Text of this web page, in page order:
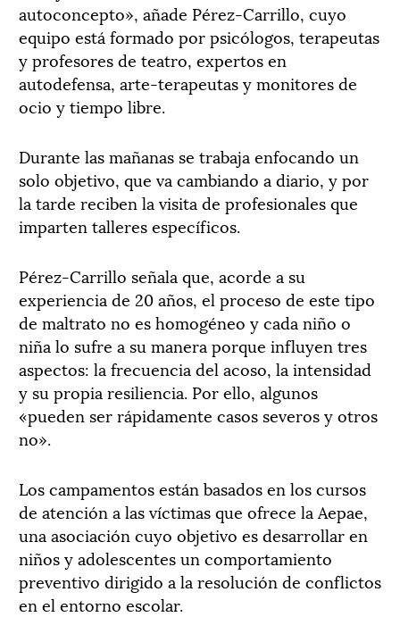
autoconcepto», añade Pérez-Carrillo, cuyo
equipo está formado por psicólogos, terapeutas
y profesores de teatro, expertos en
autodefensa, arte-terapeutas y monitores de
ocio y tiempo libre.
Durante las mañanas se trabaja enfocando un
solo objetivo, que va cambiando a diario, y por
la tarde reciben la visita de profesionales que
imparten talleres específicos.
Pérez-Carrillo señala que, acorde a su
experiencia de 20 años, el proceso de este tipo
de maltrato no es homogéneo y cada niño o
niña lo sufre a su manera porque influyen tres
aspectos: la frecuencia del acoso, la intensidad
y su propia resiliencia. Por ello, algunos
«pueden ser rápidamente casos severos y otros
no».
Los campamentos están basados en los cursos
de atención a las víctimas que ofrece la Aepae,
una asociación cuyo objetivo es desarrollar en
niños y adolescentes un comportamiento
preventivo dirigido a la resolución de conflictos
en el entorno escolar.